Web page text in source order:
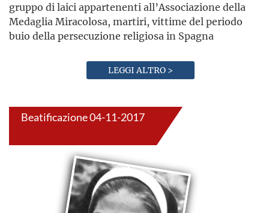
gruppo di laici appartenenti all’Associazione della
Medaglia Miracolosa, martiri, vittime del periodo
buio della persecuzione religiosa in Spagna
LEGGI ALTRO >
Beatificazione 04-11-2017